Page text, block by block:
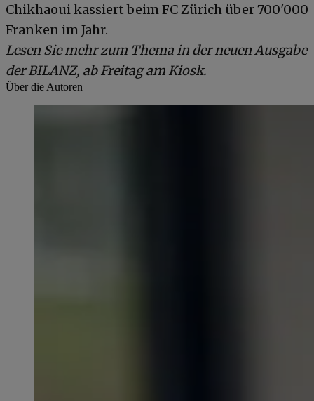
Chikhaoui kassiert beim FC Zürich über 700'000
Franken im Jahr.
Lesen Sie mehr zum Thema in der neuen Ausgabe
der BILANZ, ab Freitag am Kiosk.
Über die Autoren